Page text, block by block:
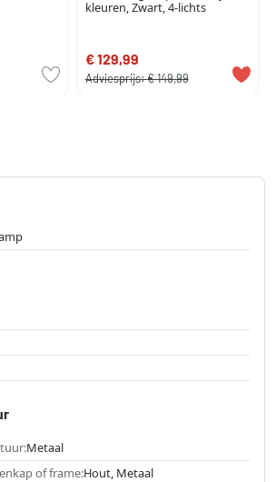
kleuren, Zwart, 4-lichts
€ 129,99
Adviesprijs:€ 149,99
Metaal
of frame:Hout, Metaal